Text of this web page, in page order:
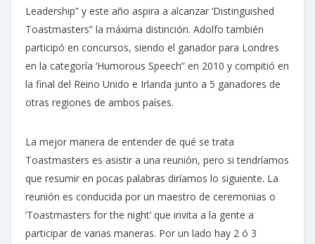
Leadership” y este año aspira a alcanzar ‘Distinguished
Toastmasters” la máxima distinción. Adolfo también
participó en concursos, siendo el ganador para Londres
en la categoría ‘Humorous Speech” en 2010 y compitió en
la final del Reino Unido e Irlanda junto a 5 ganadores de
otras regiones de ambos países.
La mejor manera de entender de qué se trata
Toastmasters es asistir a una reunión, pero si tendríamos
que resumir en pocas palabras diríamos lo siguiente. La
reunión es conducida por un maestro de ceremonias o
’Toastmasters for the night’ que invita a la gente a
participar de varias maneras. Por un lado hay 2 ó 3